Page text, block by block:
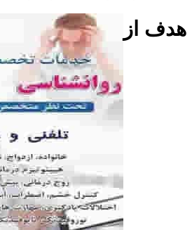
هدف از